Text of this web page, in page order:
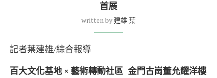
首展
written by 建雄 葉
記者葉建雄/綜合報導
百大文化基地 × 藝術轉動社區 金門古崗董允耀洋樓